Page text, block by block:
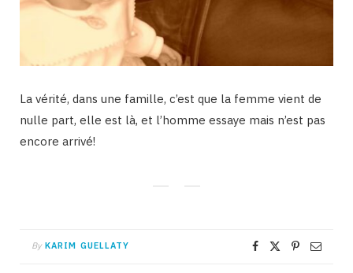
La vérité, dans une famille, c’est que la femme vient de
nulle part, elle est là, et l’homme essaye mais n’est pas
encore arrivé!
By KARIM GUELLATY